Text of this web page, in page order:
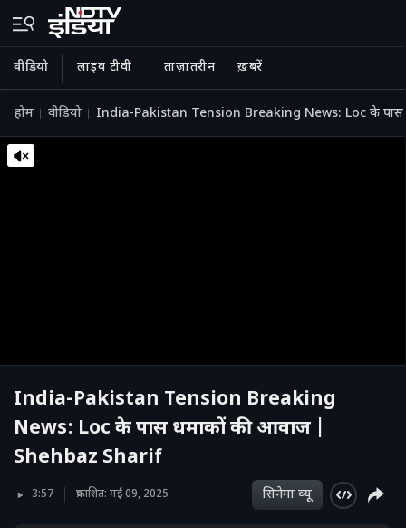
वीडियो लाइव टीवी ताज़ातरीन ख़बरें
होम वीडियो India-Pakistan Tension Breaking News: Loc के
India-Pakistan Tension Breaking
News: Loc के पास धमाकों की आवाज |
Shehbaz Sharif
3:57 प्रकाशित: मई 09, 2025 सिनेमा व्‍यू